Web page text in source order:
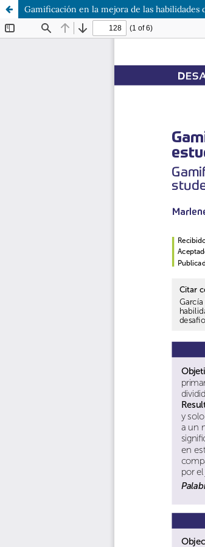
Gamificación en la mejora de las